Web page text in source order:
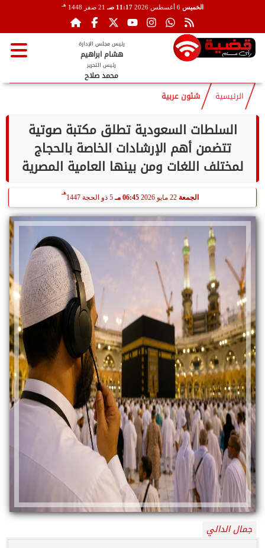
الخميس 11:17 صـ 21 صفر 1448 هـ
رئيس مجلس الإدارة
هشام ابراهيم
رئيس التحرير
محمد صلاح
الرئيسية شئون عربية
السلطات السعودية تطلق مكتبة صوتية
تتضمن أهم الإرشادات الخاصة بالحجاج
لمختلف اللغات ومن بينها العامية المصرية
الجمعة 06:45 مـ 5 ذو الحجة 1447
هـ
جمال الدالي